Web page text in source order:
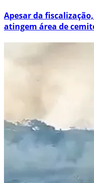
Apesar da
atingem área de